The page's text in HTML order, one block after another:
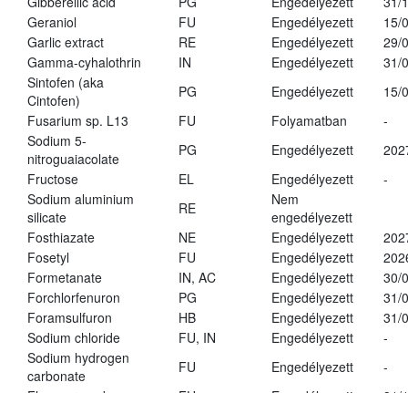
Geraniol
FU Engedélyezett
15/
Garlic extract
RE Engedélyezett
29/
Gamma-cyhalothrin
IN Engedélyezett
31/
Sintofen (aka
Cintofen)
PG Engedélyezett
15/
Fusarium sp. L13
FU Folyamatban
-
Sodium 5-
nitroguaiacolate
PG Engedélyezett
Fructose
EL Engedélyezett
-
Sodium aluminium
silicate
RE
Nem
engedélyezett
Fosthiazate
NE Engedélyezett
Fosetyl
FU Engedélyezett
Formetanate
IN, AC Engedélyezett
30/
Forchlorfenuron
PG Engedélyezett
31/
Foramsulfuron
HB Engedélyezett
31/
Sodium chloride
FU, IN Engedélyezett
-
Sodium hydrogen
carbonate
FU Engedélyezett
-